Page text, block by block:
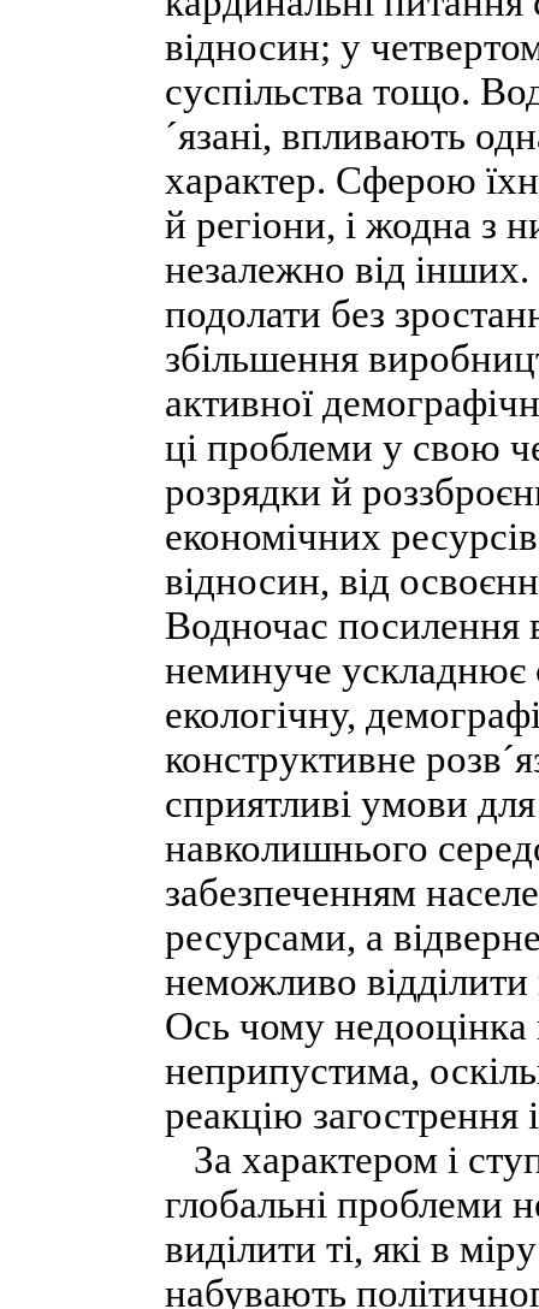
відносин; у
суспільства тощо.
´язані, впливають
характер. Сферою
й регіони, і жодна з
незалежно від
подолати без
збільшення
активної
ці проблеми у свою
розрядки й
економічних
відносин, від
Водночас посилення
неминуче ускладнює
екологічну,
конструктивне
сприятливі умови
навколишнього
забезпеченням
ресурсами, а
неможливо
Ось чому недооцінка
неприпустима,
реакцію загострення
За характером і
глобальні проблеми
виділити ті, які в
набувають